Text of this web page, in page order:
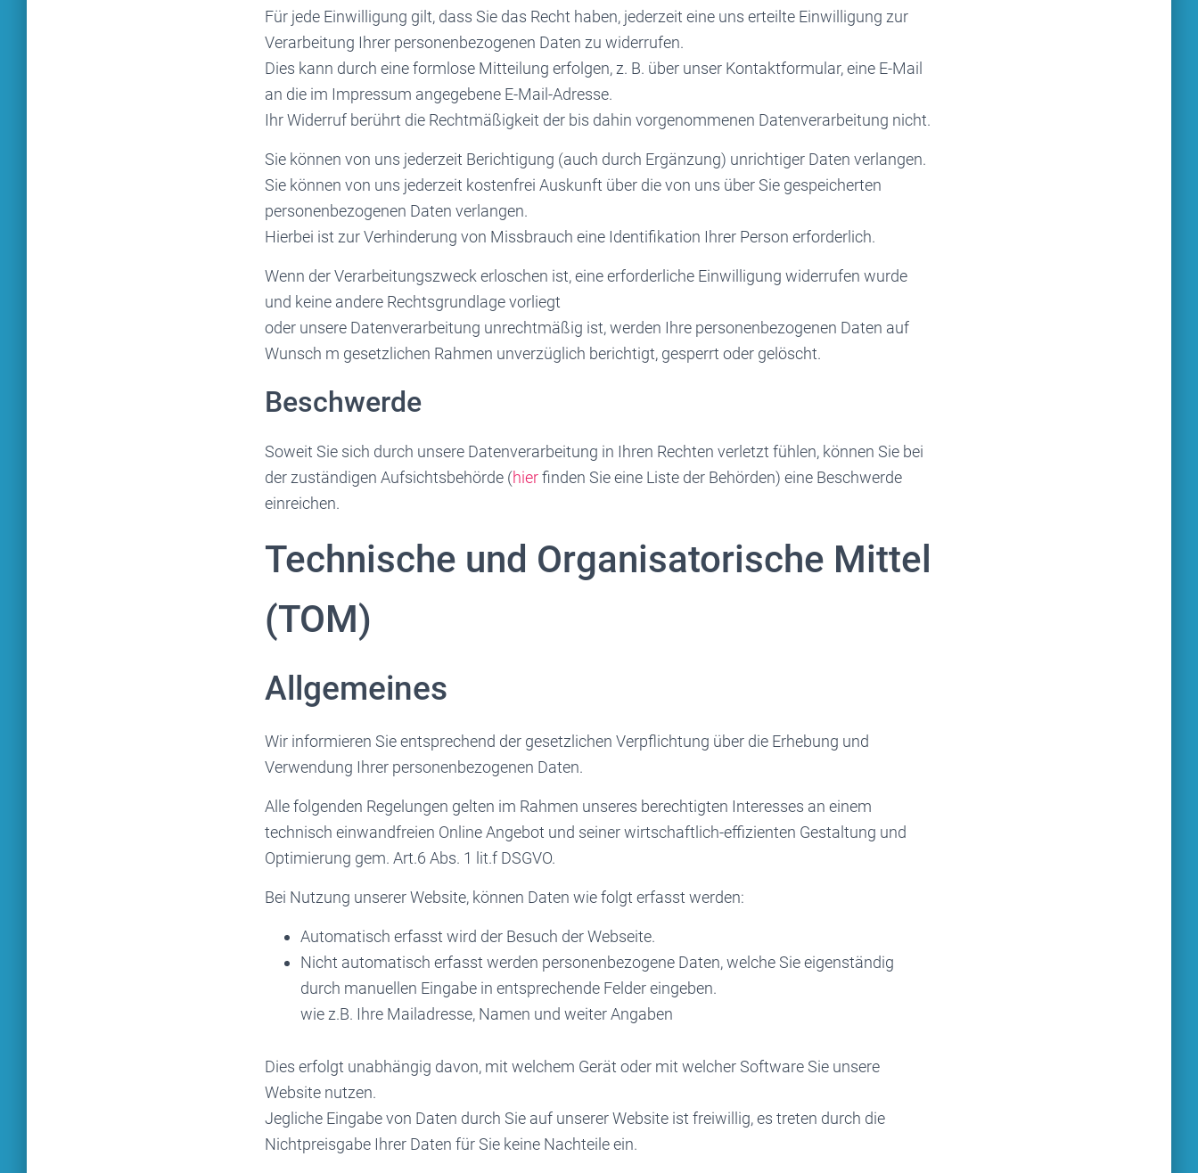
Für jede Einwilligung gilt, dass Sie das Recht haben, jederzeit eine uns erteilte Einwilligung zur
Verarbeitung Ihrer personenbezogenen Daten zu widerrufen.
Dies kann durch eine formlose Mitteilung erfolgen, z. B. über unser Kontaktformular, eine E-Mail
an die im Impressum angegebene E-Mail-Adresse.
Ihr Widerruf berührt die Rechtmäßigkeit der bis dahin vorgenommenen Datenverarbeitung nicht.
Sie können von uns jederzeit Berichtigung (auch durch Ergänzung) unrichtiger Daten verlangen.
Sie können von uns jederzeit kostenfrei Auskunft über die von uns über Sie gespeicherten
personenbezogenen Daten verlangen.
Hierbei ist zur Verhinderung von Missbrauch eine Identifikation Ihrer Person erforderlich.
Wenn der Verarbeitungszweck erloschen ist, eine erforderliche Einwilligung widerrufen wurde
und keine andere Rechtsgrundlage vorliegt
oder unsere Datenverarbeitung unrechtmäßig ist, werden Ihre personenbezogenen Daten auf
Wunsch m gesetzlichen Rahmen unverzüglich berichtigt, gesperrt oder gelöscht.
Beschwerde
Soweit Sie sich durch unsere Datenverarbeitung in Ihren Rechten verletzt fühlen, können Sie bei
der zuständigen Aufsichtsbehörde (hierfinden Sie eine Liste der Behörden) eine Beschwerde
einreichen.
Technische und Organisatorische Mittel
(TOM)
Allgemeines
Wir informieren Sie entsprechend der gesetzlichen Verpflichtung über die Erhebung und
Verwendung Ihrer personenbezogenen Daten.
Alle folgenden Regelungen gelten im Rahmen unseres berechtigten Interesses an einem
technisch einwandfreien Online Angebot und seiner wirtschaftlich-effizienten Gestaltung und
Optimierung gem. Art.6 Abs. 1 lit.f DSGVO.
Bei Nutzung unserer Website, können Daten wie folgt erfasst werden:
Automatisch erfasst wird der Besuch der Webseite.
Nicht automatisch erfasst werden personenbezogene Daten, welche Sie eigenständig
durch manuellen Eingabe in entsprechende Felder eingeben.
wie z.B. Ihre Mailadresse, Namen und weiter Angaben
Dies erfolgt unabhängig davon, mit welchem Gerät oder mit welcher Software Sie unsere
Website nutzen.
Jegliche Eingabe von Daten durch Sie auf unserer Website ist freiwillig, es treten durch die
Nichtpreisgabe Ihrer Daten für Sie keine Nachteile ein.